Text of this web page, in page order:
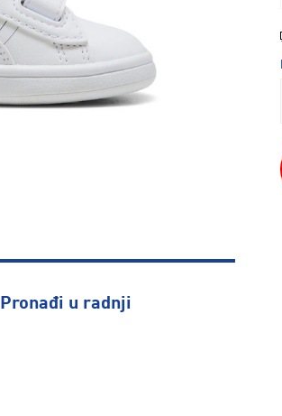
Pronađi u radnji